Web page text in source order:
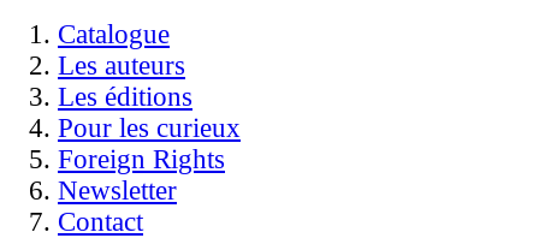
Catalogue
Les auteurs
Les éditions
Pour les curieux
Foreign Rights
Newsletter
Contact